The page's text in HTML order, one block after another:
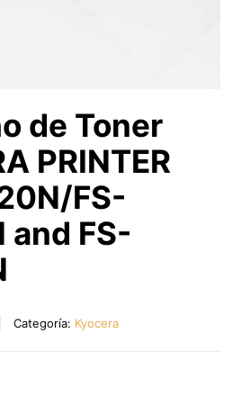
de Toner
PRINTER
FS-
and FS-
Categoría: Kyocera